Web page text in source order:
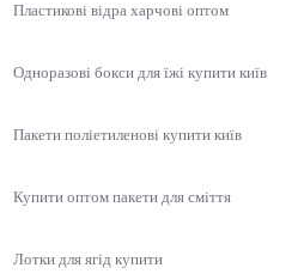
Пластикові відра харчові оптом
Одноразові бокси для їжі купити київ
Пакети поліетиленові купити київ
Купити оптом пакети для сміття
Лотки для ягід купити